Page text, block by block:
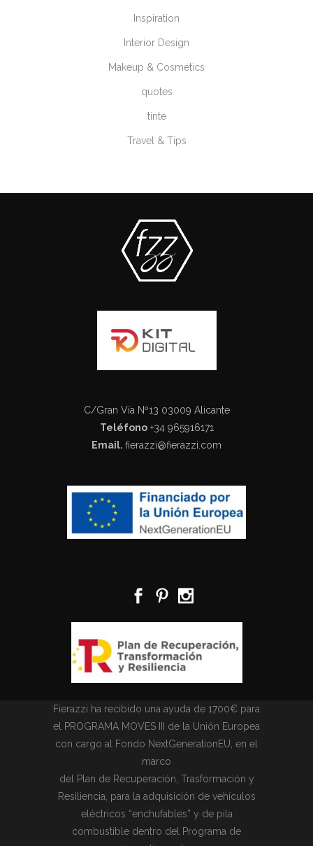
Inspiration
Interior Design
Makeup & Cosmetics
quotes
tinte
Travel & Tips
C/Gran Vía Nº13 03009 Alicante
Teléfono+34 965916171
Email. fierazzi@fierazzi.com
Fierazzi ha recibido una ayuda de 1700€ para
el PROGRAMA MOVES III de la Unión Europea
con cargo al Fondo NextGenerationEU, en el
marco
del Plan de Recuperación, Trasformación y
Resiliencia, para la adquisición de vehículos
eléctricos “enchufables” y de pila
combustible dentro del Programa de